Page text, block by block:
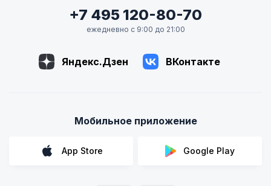
+7 495 120-80-70
ежедневно с 9:00 до 21:00
Яндекс.Дзен ВКонтакте
Мобильное приложение
App Store Google Play